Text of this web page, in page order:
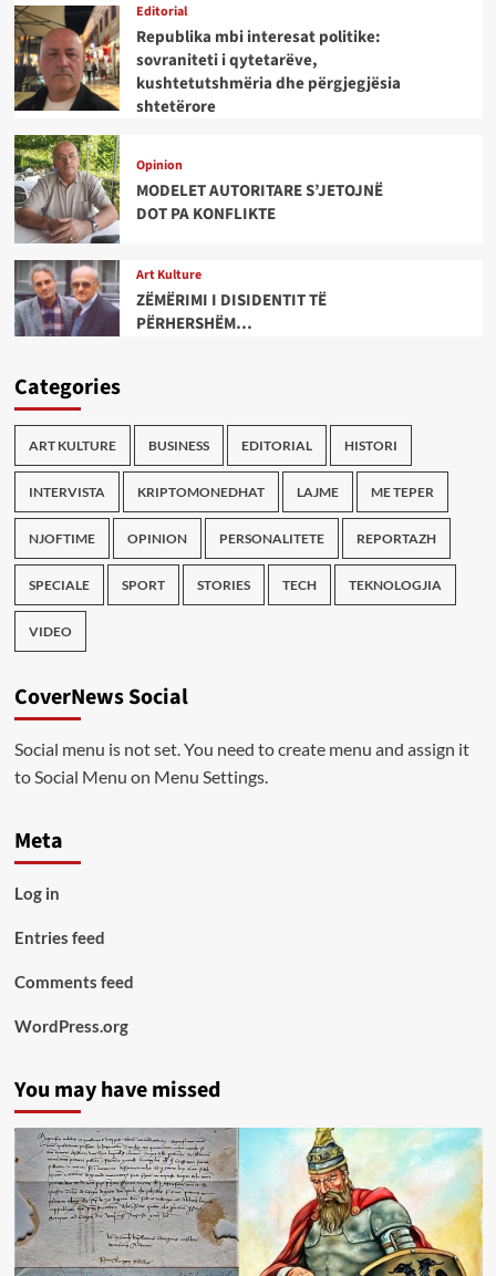
Editorial
Republika mbi interesat politike:
sovraniteti i qytetarëve,
kushtetutshmëria dhe përgjegjësia
shtetërore
Opinion
MODELET AUTORITARE S’JETOJNË
DOT PA KONFLIKTE
Art Kulture
ZËMËRIMI I DISIDENTIT TË
PËRHERSHËM…
Categories
ART KULTURE BUSINESS EDITORIAL HISTORI
INTERVISTA KRIPTOMONEDHAT LAJME ME TEPER
NJOFTIME OPINION PERSONALITETE REPORTAZH
SPECIALE SPORT STORIES TECH TEKNOLOGJIA
VIDEO
CoverNews Social
Social menu is not set. You need to create menu and assign it
to Social Menu on Menu Settings.
Meta
Log in
Entries feed
Comments feed
WordPress.org
You may have missed